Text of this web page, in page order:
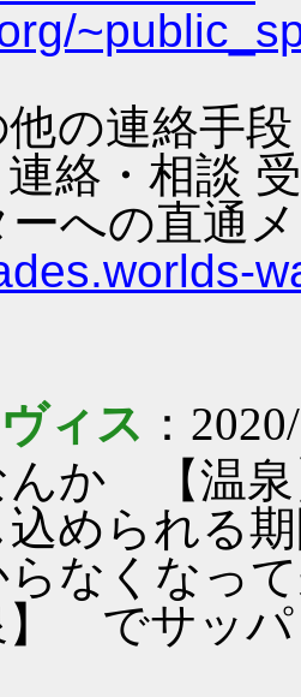
他の連絡手
絡・相談
への直通
ィス ：
か 【温泉
められる
らなくなっ
でサッパ